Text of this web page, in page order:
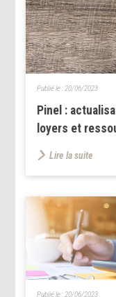
Pinel :
loyers et
Publié le : 20/06/2023
Lire la suite
Publié le : 20/06/2023